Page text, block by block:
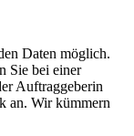
Daten möglich.
Sie bei einer
Auftraggeberin
an. Wir kümmern